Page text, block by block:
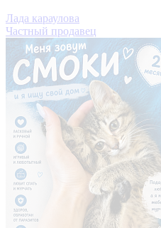
Лада караулова
Частный продавец